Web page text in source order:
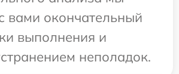
вами окончательный
выполнения и
неполадок.